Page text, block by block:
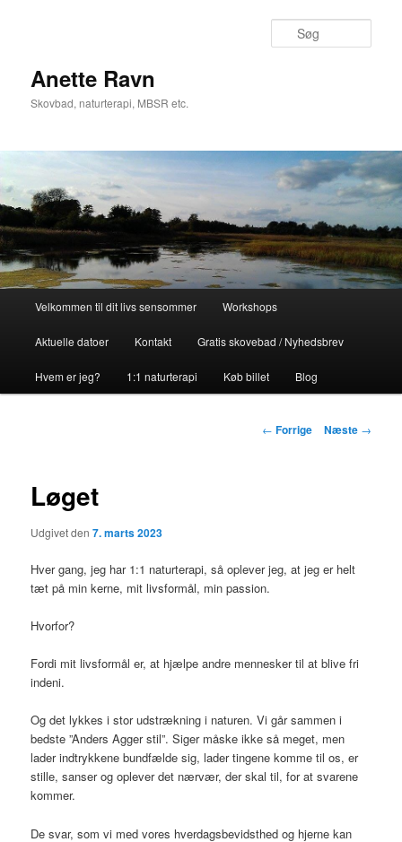
Anette Ravn
Skovbad, naturterapi, MBSR etc.
Fortsæt
til
primært
Velkommen til dit livs sensommer Workshops
Aktuelle datoer Kontakt Gratis skovebad / Nyhedsbrev
Hvem er jeg? 1:1 naturterapi Køb billet Blog
Indlægsnavigation
← Forrige Næste →
Løget
Udgivet den7. marts 2023
Hver gang, jeg har 1:1 naturterapi, så oplever jeg, at jeg er helt
tæt på min kerne, mit livsformål, min passion.
Hvorfor?
Fordi mit livsformål er, at hjælpe andre mennesker til at blive fri
indeni.
Og det lykkes i stor udstrækning i naturen. Vi går sammen i
bedste ”Anders Agger stil”. Siger måske ikke så meget, men
lader indtrykkene bundfælde sig, lader tingene komme til os, er
stille, sanser og oplever det nærvær, der skal til, for at svarene
kommer.
De svar, som vi med vores hverdagsbevidsthed og hjerne kan